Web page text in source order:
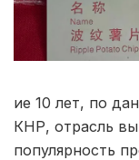
ие 10 лет, по
КНР, отрасль
популярность